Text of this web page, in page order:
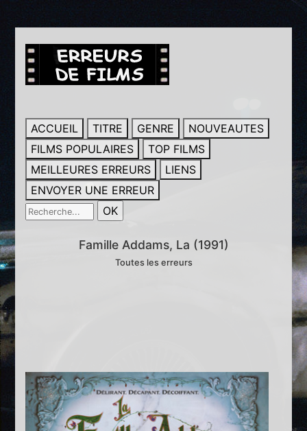
ACCUEIL TITRE GENRE
NOUVEAUTES
FILMS POPULAIRES
TOP FILMS
MEILLEURES ERREURS
LIENS
ENVOYER UNE ERREUR
Famille Addams, La (1991)
Toutes les erreurs